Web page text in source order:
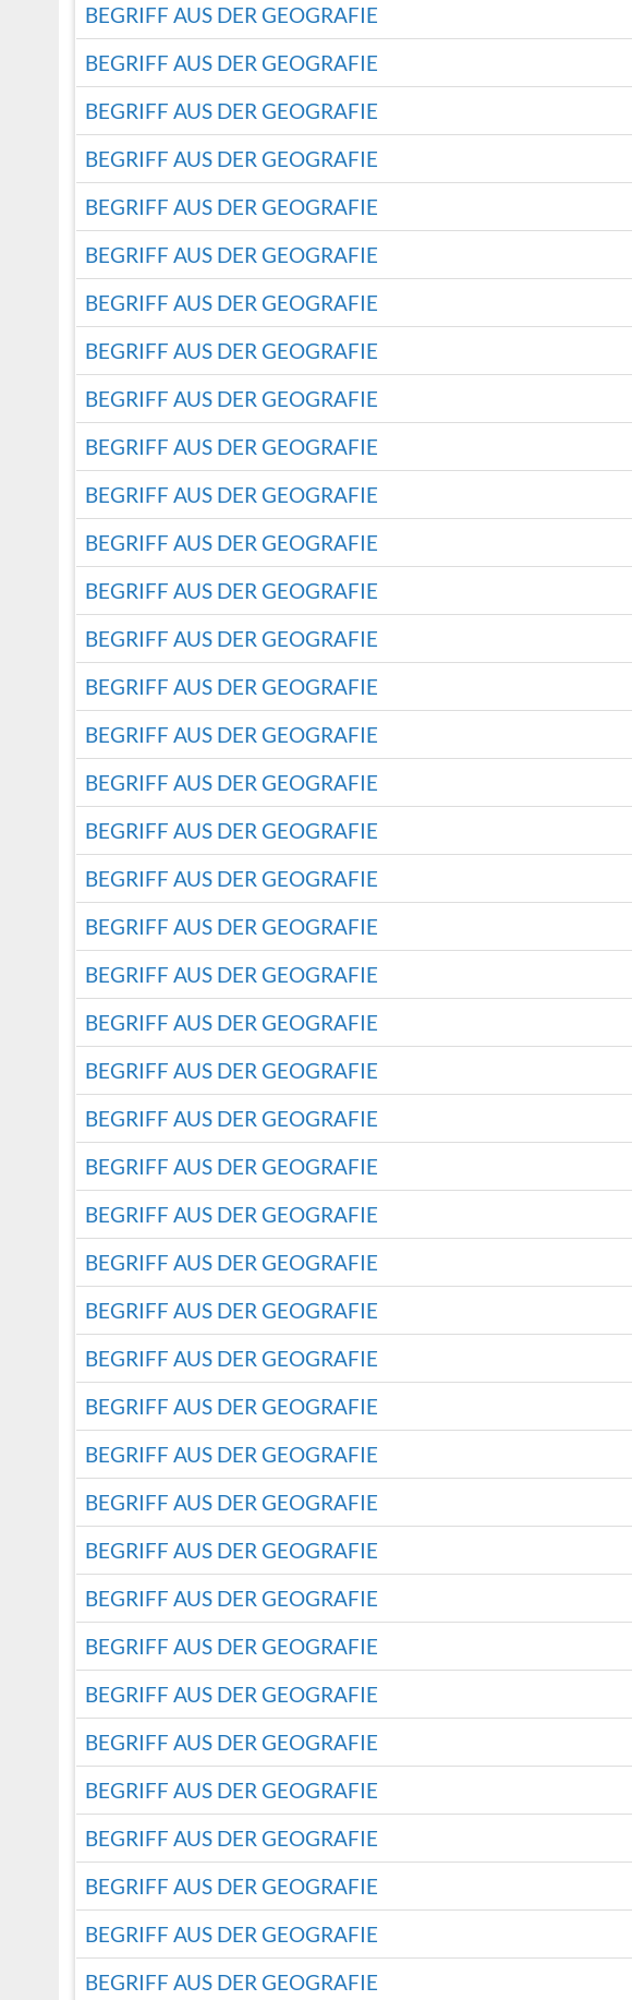
BEGRIFF AUS DER GEOGRAFIE
BEGRIFF AUS DER GEOGRAFIE
BEGRIFF AUS DER GEOGRAFIE
BEGRIFF AUS DER GEOGRAFIE
BEGRIFF AUS DER GEOGRAFIE
BEGRIFF AUS DER GEOGRAFIE
BEGRIFF AUS DER GEOGRAFIE
BEGRIFF AUS DER GEOGRAFIE
BEGRIFF AUS DER GEOGRAFIE
BEGRIFF AUS DER GEOGRAFIE
BEGRIFF AUS DER GEOGRAFIE
BEGRIFF AUS DER GEOGRAFIE
BEGRIFF AUS DER GEOGRAFIE
BEGRIFF AUS DER GEOGRAFIE
BEGRIFF AUS DER GEOGRAFIE
BEGRIFF AUS DER GEOGRAFIE
BEGRIFF AUS DER GEOGRAFIE
BEGRIFF AUS DER GEOGRAFIE
BEGRIFF AUS DER GEOGRAFIE
BEGRIFF AUS DER GEOGRAFIE
BEGRIFF AUS DER GEOGRAFIE
BEGRIFF AUS DER GEOGRAFIE
BEGRIFF AUS DER GEOGRAFIE
BEGRIFF AUS DER GEOGRAFIE
BEGRIFF AUS DER GEOGRAFIE
BEGRIFF AUS DER GEOGRAFIE
BEGRIFF AUS DER GEOGRAFIE
BEGRIFF AUS DER GEOGRAFIE
BEGRIFF AUS DER GEOGRAFIE
BEGRIFF AUS DER GEOGRAFIE
BEGRIFF AUS DER GEOGRAFIE
BEGRIFF AUS DER GEOGRAFIE
BEGRIFF AUS DER GEOGRAFIE
BEGRIFF AUS DER GEOGRAFIE
BEGRIFF AUS DER GEOGRAFIE
BEGRIFF AUS DER GEOGRAFIE
BEGRIFF AUS DER GEOGRAFIE
BEGRIFF AUS DER GEOGRAFIE
BEGRIFF AUS DER GEOGRAFIE
BEGRIFF AUS DER GEOGRAFIE
BEGRIFF AUS DER GEOGRAFIE
BEGRIFF AUS DER GEOGRAFIE